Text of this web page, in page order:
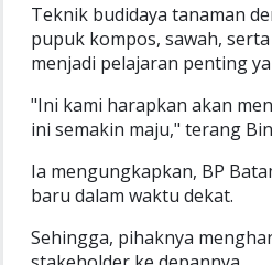
Teknik budidaya tanaman
pupuk kompos, sawah,
menjadi pelajaran penting
"Ini kami harapkan akan
ini semakin maju," terang
Ia mengungkapkan, BP
baru dalam waktu dekat.
Sehingga, pihaknya